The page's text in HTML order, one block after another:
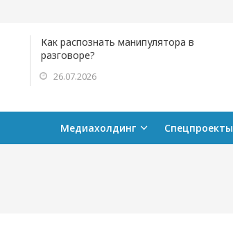
Как распознать манипулятора в
разговоре?
26.07.2026
Медиахолдинг Спецпроекты